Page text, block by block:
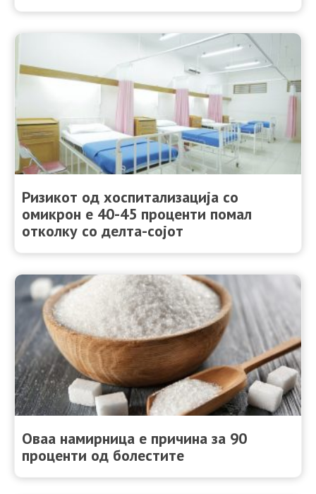
Ризикот од хоспитализација со
омикрон е 40-45 проценти помал
отколку со делта-сојот
Оваа намирница е причина за 90
проценти од болестите